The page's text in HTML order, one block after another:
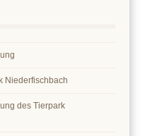
Niederfischbach
des Tierpark